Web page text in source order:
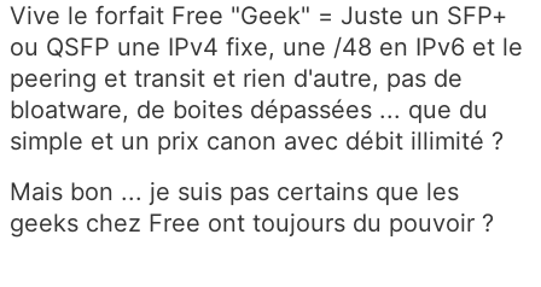
Vive le forfait Free "Geek" = Juste un SFP+
ou QSFP une IPv4 fixe, une /48 en IPv6 et le
peering et transit et rien d'autre, pas de
bloatware, de boites dépassées ... que du
simple et un prix canon avec débit illimité ?
Mais bon ... je suis pas certains que les
geeks chez Free ont toujours du pouvoir ?